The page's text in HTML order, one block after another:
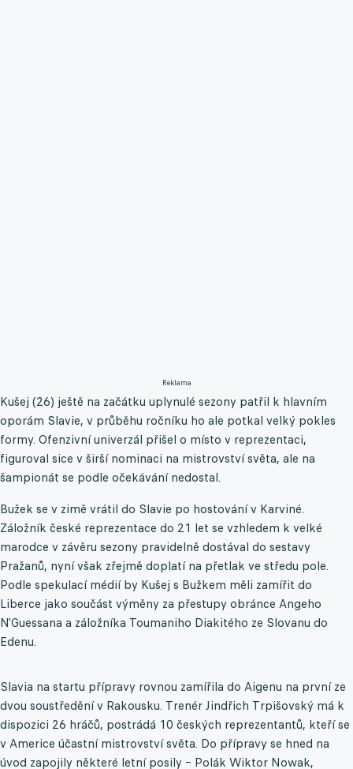
Reklama
Kušej (26) ještě na začátku uplynulé sezony patřil k hlavním
oporám Slavie, v průběhu ročníku ho ale potkal velký pokles
formy. Ofenzivní univerzál přišel o místo v reprezentaci,
figuroval sice v širší nominaci na mistrovství světa, ale na
šampionát se podle očekávání nedostal.
Bužek se v zimě vrátil do Slavie po hostování v Karviné.
Záložník české reprezentace do 21 let se vzhledem k velké
marodce v závěru sezony pravidelně dostával do sestavy
Pražanů, nyní však zřejmě doplatí na přetlak ve středu pole.
Podle spekulací médií by Kušej s Bužkem měli zamířit do
Liberce jako součást výměny za přestupy obránce Angeho
N'Guessana a záložníka Toumaniho Diakitého ze Slovanu do
Edenu.
Slavia na startu přípravy rovnou zamířila do Aigenu na první ze
dvou soustředění v Rakousku. Trenér Jindřich Trpišovský má k
dispozici 26 hráčů, postrádá 10 českých reprezentantů, kteří se
v Americe účastní mistrovství světa. Do přípravy se hned na
úvod zapojily některé letní posily – Polák Wiktor Nowak,